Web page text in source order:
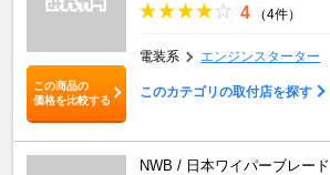
この商品の
価格を比較する
4 （4件）
電装系 エンジンスターター
このカテゴリの取付店を探す
NWB / 日本ワイパーブレード